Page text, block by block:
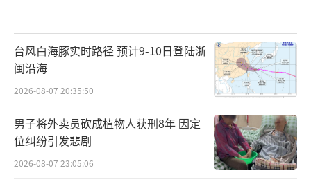
台风白海豚实时路径 预计9-10日登陆浙
闽沿海
2026-08-07 20:35:50
男子将外卖员砍成植物人获刑8年 因定
位纠纷引发悲剧
2026-08-07 23:05:06